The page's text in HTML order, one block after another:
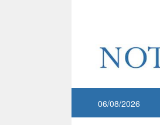
06/08/2026